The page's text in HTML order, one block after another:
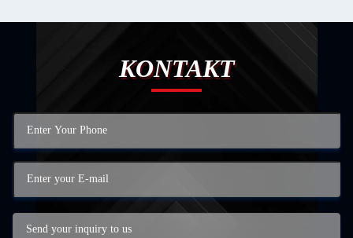
KONTAKT